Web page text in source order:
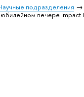
подразделения
вечере Impact